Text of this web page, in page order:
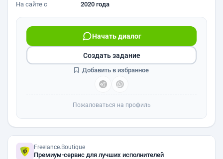
На сайте с 2020 года
Начать диалог
Создать задание
Добавить в избранное
Пожаловаться на профиль
Freelance.Boutique
Премиум-сервис для лучших исполнителей